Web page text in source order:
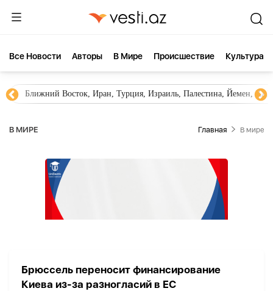
Все Новости Aвторы В Мире Происшествие Культура
Ближний Восток, Иран, Турция, Израиль, Палестина, Йемен,
В МИРЕ Главная В мире
Брюссель переносит финансирование
Киева из-за разногласий в ЕС